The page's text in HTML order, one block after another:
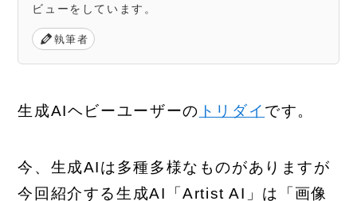
ビューをしています。
執筆者
生成AIヘビーユーザーの トリダイ です。
今、生成AIは多種多様なものがありますが
今回紹介する生成AI「Artist AI」は「画像